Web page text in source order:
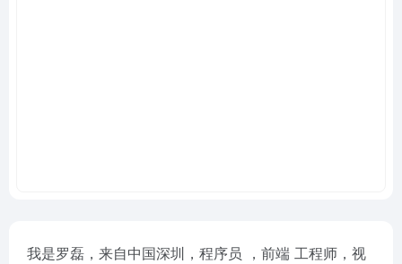
我是罗磊，来自中国深圳， 程序员 ， 前端 工程师，视